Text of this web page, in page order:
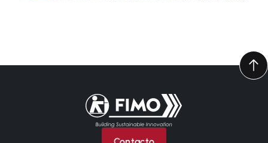
Volver a la página principal